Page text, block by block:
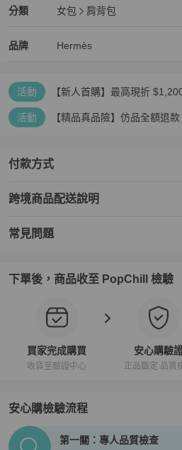
Accessories
分類
Hermès 女包分類資訊
女包
肩背包
品牌
Hermès 精品女包品牌介紹
Hermès
Hermès 推薦清單
活動 【新人首購】最高現折
活動 【精品真品險】仿品全額退
付款方式
跨境商品配送說明
常見問題
下單後，商品收至 PopChill 檢驗
買家完成購買
收貨至驗證中心
安心購驗
正品鑑定 品質
安心購檢驗流程
PopChill拍拍圈正品驗證、安心購
第一關：專人品質檢查